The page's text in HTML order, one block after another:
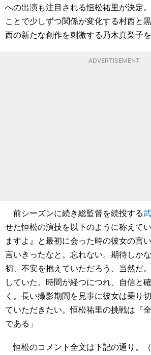
への出演も注目される恒松祐里が決定
ことで少しずつ関係が変化する村西と
西の新たな創作を刺激する乃木真梨子を
ADVERTISEMENT
前シーズンに続き総監督を続投する
せた恒松の演技を以下のように称えて
ますよ』と最初に会った時の彼女の言
言いきったなと。忘れない。期待しか
初、不安を抱えていただろう、当然だ
していた。時間が経つにつれ、自信と
く。長い撮影期間を見事に彼女は乗り
ていただきたい。恒松祐里の挑戦は『
である」
恒松のコメント全文は下記の通り。